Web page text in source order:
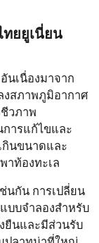
ยยูเนี่ยน
นเนื่องมาจาก
งสภาพภูมิอากาศ
วภาพ
การแก้ไขและ
กินขนาดและ
ท้องทะเล
นกัน การเปลี่ยน
บบจําลองสําหรับ
ยืนและมีส่วนรับ